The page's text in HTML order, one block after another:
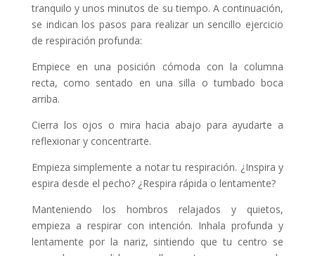
tranquilo y unos minutos de su tiempo. A continuación,
se indican los pasos para realizar un sencillo ejercicio
de respiración profunda:
Empiece en una posición cómoda con la columna
recta, como sentado en una silla o tumbado boca
arriba.
Cierra los ojos o mira hacia abajo para ayudarte a
reflexionar y concentrarte.
Empieza simplemente a notar tu respiración. ¿Inspira y
espira desde el pecho? ¿Respira rápida o lentamente?
Manteniendo los hombros relajados y quietos,
empieza a respirar con intención. Inhala profunda y
lentamente por la nariz, sintiendo que tu centro se